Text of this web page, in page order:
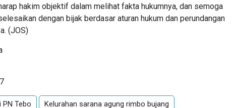
hakim objektif dalam melihat fakta hukumnya, dan semoga
dengan bijak berdasar aturan hukum dan perundangan
(JOS)
Tebo Kelurahan sarana agung rimbo bujang